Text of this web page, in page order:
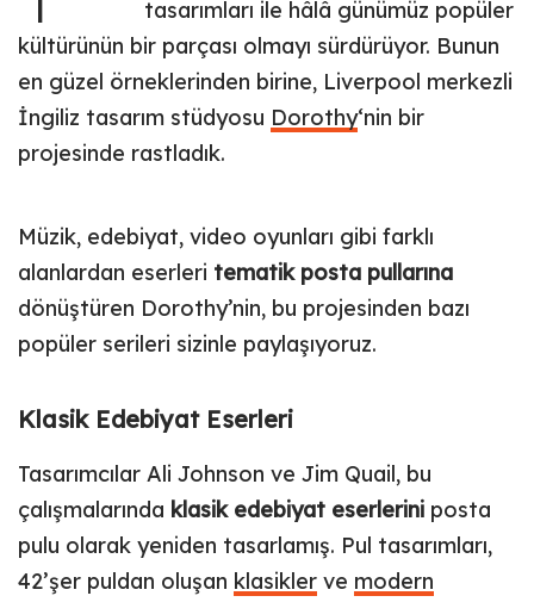
tasarımları ile hâlâ günümüz popüler
kültürünün bir parçası olmayı sürdürüyor. Bunun
en güzel örneklerinden birine, Liverpool merkezli
İngiliz tasarım stüdyosu Dorothy‘nin bir
projesinde rastladık.
Müzik, edebiyat, video oyunları gibi farklı
alanlardan eserleri tematik posta pullarına
dönüştüren Dorothy’nin, bu projesinden bazı
popüler serileri sizinle paylaşıyoruz.
Klasik Edebiyat Eserleri
Tasarımcılar Ali Johnson ve Jim Quail, bu
çalışmalarında klasik edebiyat eserlerini posta
pulu olarak yeniden tasarlamış. Pul tasarımları,
42’şer puldan oluşan klasikler ve modern